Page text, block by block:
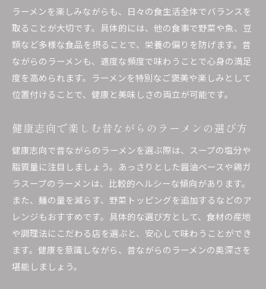
ラーメンを楽しみながらも、日々の食生活全体でバランスを
取ることが大切です。具体的には、他の食事で野菜や魚、豆
類など多様な食品を摂ることで、栄養の偏りを防げます。昔
ながらのラーメンも、適度な頻度で味わうことで心身の満足
度を高められます。ラーメンを特別なご褒美や楽しみとして
位置付けることで、健康と美味しさの両立が可能です。
健康志向で楽しむ昔ながらのラーメンの選び方
健康志向で昔ながらのラーメンを選ぶ際は、スープの塩分や
脂質量に注目しましょう。あっさりとした醤油ベースや鶏ガ
ラスープのラーメンは、比較的ヘルシーな傾向があります。
また、麺の量を減らす、野菜トッピングを追加するなどのア
レンジもおすすめです。具体的な選び方として、食材の産地
や調理法にこだわる店を選ぶと、安心して味わうことができ
ます。健康を意識しながら、昔ながらのラーメンの奥深さを
堪能しましょう。